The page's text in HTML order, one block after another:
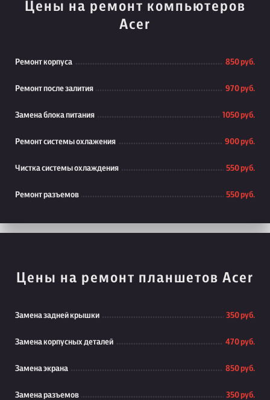
Цены на ремонт компьютеров
Acer
Ремонт корпуса 850 руб.
Ремонт после залития 970 руб.
Замена блока питания 1050 руб.
Ремонт системы охлажения 900 руб.
Чистка системы охлаждения 550 руб.
Ремонт разъемов 550 руб.
Цены на ремонт планшетов Acer
Замена задней крышки 350 руб.
Замена корпусных деталей 470 руб.
Замена экрана 850 руб.
Замена разъемов 350 руб.